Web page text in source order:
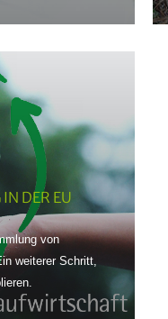
DER EU
von
weiterer Schritt,